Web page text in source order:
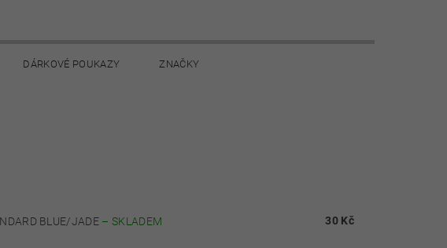
DÁRKOVÉ POUKAZY ZNAČKY
2023
BLUE/JADE – SKLADEM 30 Kč